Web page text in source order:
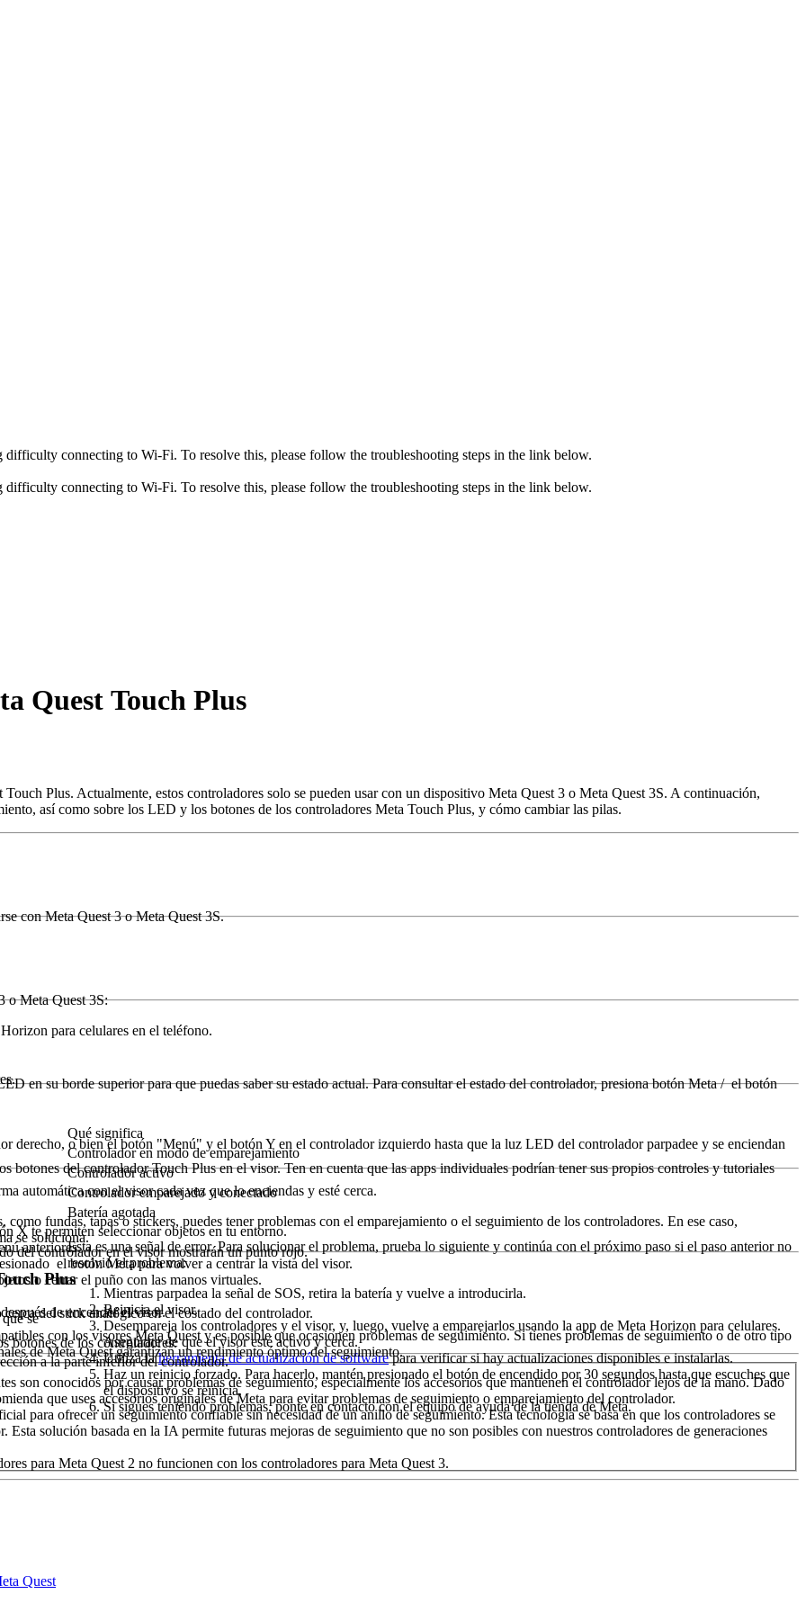
difficulty connecting to Wi-Fi. To resolve this, please follow the troubleshooting steps in the link below.
difficulty connecting to Wi-Fi. To resolve this, please follow the troubleshooting steps in the link below.
Quest Touch Plus
Plus. Actualmente, estos controladores solo se pueden usar con un dispositivo Meta Quest 3 o Meta Quest 3S. A continuación,
así como sobre los LED y los botones de los controladores Meta Touch Plus, y cómo cambiar las pilas.
con Meta Quest 3 o Meta Quest 3S.
o Meta Quest 3S:
para celulares en el teléfono.
derecho, o bienel botón "Menú" y el botón Y en el controlador izquierdo hasta que la luz LED del controlador parpadee y se enciendan
automática con el visor cada vez que lo enciendas y esté cerca.
fundas, tapas o stickers, puedes tener problemas con el emparejamiento o el seguimiento de los controladores. En ese caso,
se soluciona.
en su borde superior para que puedas saber su estado actual. Para consultar el estado del controlador, presionabotón Meta/elbotón
Qué significa
Controlador en modo de emparejamiento
Controlador activo
Controlador emparejado y conectado
Batería agotada
se
Esta es una señal de error. Para solucionar el problema, prueba lo siguiente y continúa con el próximo paso si el paso anterior no
resolvió el problema:
Mientras parpadea la señal de SOS, retira la batería y vuelve a introducirla.
Reinicia el visor.
Desempareja los controladores y el visor, y, luego, vuelve a emparejarlos usando la app de Meta Horizon para celulares.
Asegúrate de que el visor esté activo y cerca.
Utiliza laherramienta de actualización de softwarepara verificar si hay actualizaciones disponibles e instalarlas.
Haz un reinicio forzado. Para hacerlo, mantén presionado el botón de encendido por 30 segundos hasta que escuches que
el dispositivo se reinicia.
Si sigues teniendo problemas, ponte en contacto con el equipo de ayuda de la tienda de Meta.
botones del controlador Touch Plus en el visor. Ten en cuenta que las apps individuales podrían tener sus propios controles y tutoriales
Xte permiten seleccionar objetos en tu entorno.
anteriores.
elbotón Metapara volver a centrar la vista del visor.
o cerrar el puño con las manos virtuales.
de encender el visor.
botones de los controladores.
del controlador en el visor mostrarán un punto rojo.
del stick analógico en el costado del controlador.
a la parte inferior del controlador.
Plus
con los visores Meta Quest y es posible que ocasionen problemas de seguimiento. Si tienes problemas de seguimiento o de otro tipo
de Meta Quest garantizan un rendimiento óptimo del seguimiento.
son conocidos por causar problemas de seguimiento, especialmente los accesorios que mantienen el controlador lejos de la mano. Dado
que uses accesorios originales de Meta para evitar problemas de seguimiento o emparejamiento del controlador.
para ofrecer un seguimiento confiable sin necesidad de un anillo de seguimiento. Esta tecnología se basa en que los controladores se
Esta solución basada en la IA permite futuras mejoras de seguimiento que no son posibles con nuestros controladores de generaciones
para Meta Quest 2 no funcionen con los controladores para Meta Quest 3.
Quest